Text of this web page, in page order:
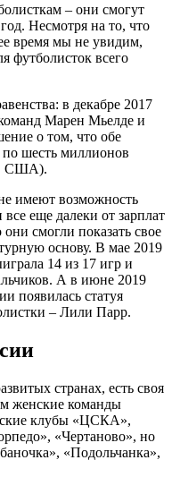
– они смогут
Несмотря на то, что
время мы не увидим,
футболисток всего
в декабре 2017
Марен Мьелде и
о том, что обе
по шесть миллионов
США).
имеют возможность
еще далеки от зарплат
смогли показать свое
основу. В мае 2019
14 из 17 игр и
А в июне 2019
появилась статуя
– Лили Парр.
странах, есть своя
женские команды
клубы «ЦСКА»,
«Чертаново», но
«Подольчанка»,